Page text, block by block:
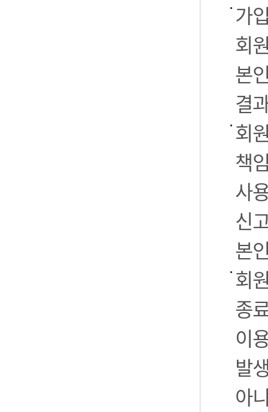
가
회
본
결
회
책
사
신
본
회
종
이
발
아